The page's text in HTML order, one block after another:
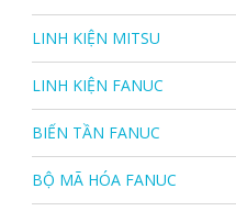
LINH KIỆN MITSU
LINH KIỆN FANUC
BIẾN TẦN FANUC
BỘ MÃ HÓA FANUC